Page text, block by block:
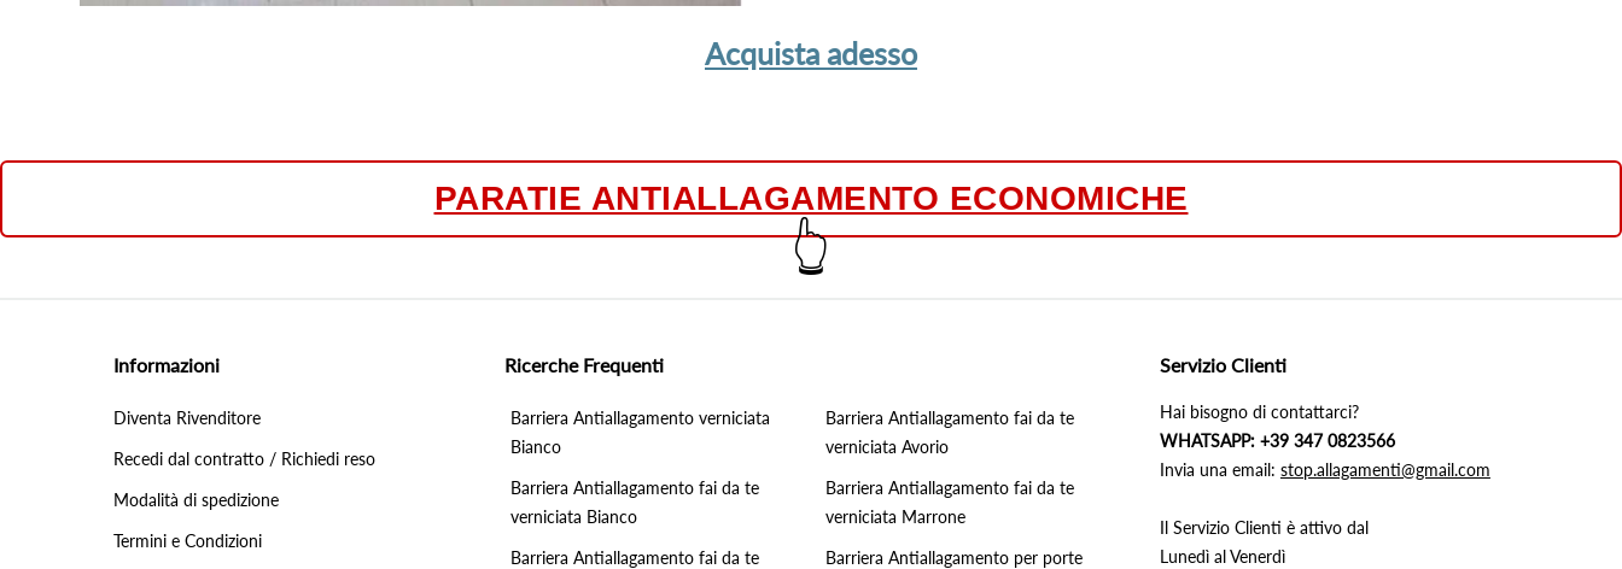
Acquista adesso
PARATIE ANTIALLAGAMENTO ECONOMICHE
👆
Informazioni
Diventa Rivenditore
Recedi dal contratto / Richiedi reso
Modalità di spedizione
Termini e Condizioni
Ricerche Frequenti
Barriera Antiallagamento verniciata
Bianco
Barriera Antiallagamento fai da te
verniciata Avorio
Barriera Antiallagamento fai da te
verniciata Bianco
Barriera Antiallagamento fai da te
verniciata Marrone
Barriera Antiallagamento fai da te
Barriera Antiallagamento per porte
Servizio Clienti
Hai bisogno di contattarci?
WHATSAPP: +39 347 0823566
Invia una email: stop.allagamenti@gmail.com
Il Servizio Clienti è attivo dal
Lunedì al Venerdì